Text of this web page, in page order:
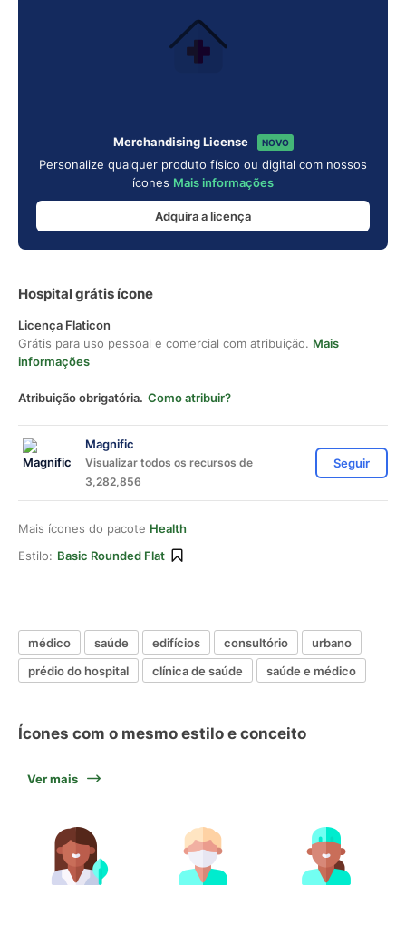
Merchandising License NOVO
Personalize qualquer produto físico ou digital com nossos
ícones Mais informações
Adquira a licença
Hospital grátis ícone
Licença Flaticon
Grátis para uso pessoal e comercial com atribuição. Mais
informações
Atribuição obrigatória. Como atribuir?
Magnific
Visualizar todos os recursos de
3,282,856
Seguir
Mais ícones do pacote Health
Estilo: Basic Rounded Flat
médico saúde edifícios consultório
urbano
prédio do hospital
clínica de saúde saúde e médico
Ícones com o mesmo estilo e conceito
Ver mais